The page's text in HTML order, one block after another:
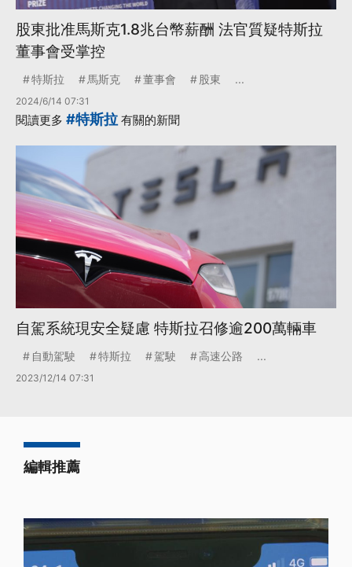
股東批准馬斯克1.8兆台幣薪酬 法官質疑特斯拉
董事會受掌控
特斯拉 馬斯克 董事會 股東 ...
2024/6/14 07:31
閱讀更多 #特斯拉 有關的新聞
自駕系統現安全疑慮 特斯拉召修逾200萬輛車
自動駕駛 特斯拉 駕駛 高速公路 ...
2023/12/14 07:31
編輯推薦